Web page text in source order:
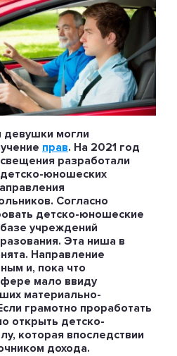
девушки могли
прав. На 2021 год
разработали
юношеских
Согласно
детско-юношеские
учреждений
Эта ниша в
Направление
и, пока что
мало ввиду
материально-
грамотно проработать
открыть детско-
которая впоследствии
дохода.